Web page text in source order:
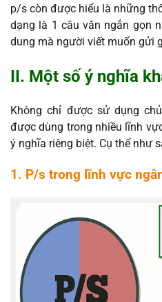
p/s còn được hiểu là những
dạng là 1 câu văn ngắn gọn
dung mà người viết muốn gửi
II. Một số ý nghĩa
Không chỉ được sử dụng
được dùng trong nhiều lĩnh
ý nghĩa riêng biệt. Cụ thể như
1. P/s trong lĩnh vực